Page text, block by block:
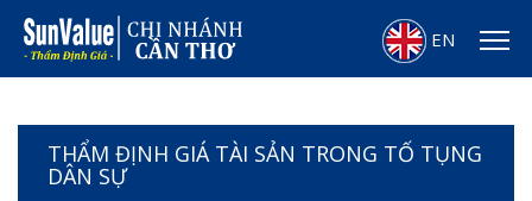
EN
THẨM ĐỊNH GIÁ TÀI SẢN TRONG TỐ TỤNG
DÂN SỰ